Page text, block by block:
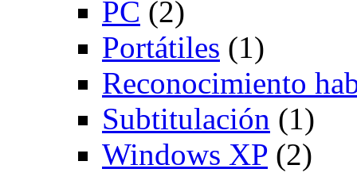
PC (2)
Portátiles (1)
Reconocimiento
Subtitulación (1)
Windows XP (2)